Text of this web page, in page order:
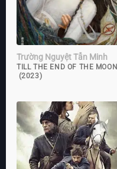
Trường Nguyệt Tẫn Minh
TILL THE END OF THE MOON
(2023)